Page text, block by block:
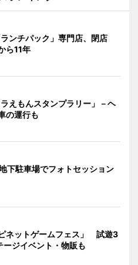
ンチパック」専門店、閉店
ら11年
えもんスタンプラリー」－ヘ
の運行も
下駐車場でフォトセッション
ネットゲームフェス」 試遊3
ジイベント・物販も